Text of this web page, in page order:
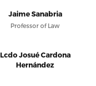
Jaime Sanabria
Professor of Law
Lcdo Josué Cardona
Hernández